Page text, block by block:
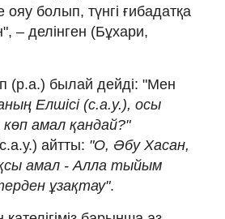
ояу болып, түнгі ғибадатқа
– делінген (Бұхари,
(р.а.) былай дейді: "Мен
Елшісі (с.а.у.), осы
амал қандай?"
айтты: "О, Әбу Хасан,
амал - Алла тыйым
ұзақтау".